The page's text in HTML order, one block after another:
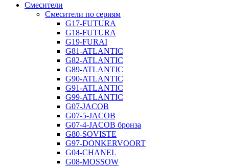
Смесители
Смесители по сериям
G17-FUTURA
G18-FUTURA
G19-FURAI
G81-ATLANTIC
G82-ATLANTIC
G89-ATLANTIC
G90-ATLANTIC
G91-ATLANTIC
G99-ATLANTIC
G07-JACOB
G07-5-JACOB
G07-4-JACOB бронза
G80-SOVISTE
G97-DONKERVOORT
G04-CHANEL
G08-MOSSOW